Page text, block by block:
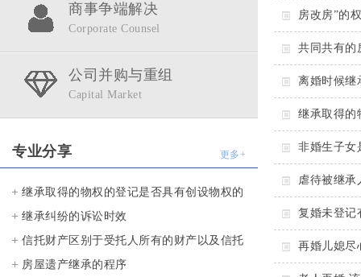
商事争端解决
Corporate Counsel
公司并购与重组
Capital Market
专业分享 更多+
继承取得的物权的登记是否具有创设物权的
效力？
继承纠纷的诉讼时效
信托财产区别于受托人所有的财产以及信托
财产的非继承性（非清算财产） （第16
房屋遗产继承的程序
房改房”的
共同共有的
离婚时候继
继承取得的
非婚生子女
虐待被继承
复婚未登记
再婚儿媳尽